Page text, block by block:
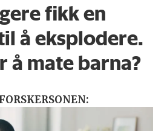
fikk en
å eksplodere.
å mate barna?